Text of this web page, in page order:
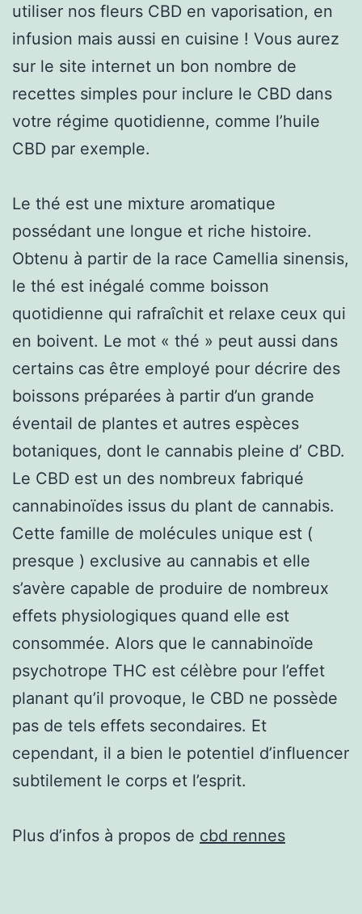
utiliser nos fleurs CBD en vaporisation, en
infusion mais aussi en cuisine ! Vous aurez
sur le site internet un bon nombre de
recettes simples pour inclure le CBD dans
votre régime quotidienne, comme l’huile
CBD par exemple.
Le thé est une mixture aromatique
possédant une longue et riche histoire.
Obtenu à partir de la race Camellia sinensis,
le thé est inégalé comme boisson
quotidienne qui rafraîchit et relaxe ceux qui
en boivent. Le mot « thé » peut aussi dans
certains cas être employé pour décrire des
boissons préparées à partir d’un grande
éventail de plantes et autres espèces
botaniques, dont le cannabis pleine d’ CBD.
Le CBD est un des nombreux fabriqué
cannabinoïdes issus du plant de cannabis.
Cette famille de molécules unique est (
presque ) exclusive au cannabis et elle
s’avère capable de produire de nombreux
effets physiologiques quand elle est
consommée. Alors que le cannabinoïde
psychotrope THC est célèbre pour l’effet
planant qu’il provoque, le CBD ne possède
pas de tels effets secondaires. Et
cependant, il a bien le potentiel d’influencer
subtilement le corps et l’esprit.
Plus d’infos à propos de cbd rennes